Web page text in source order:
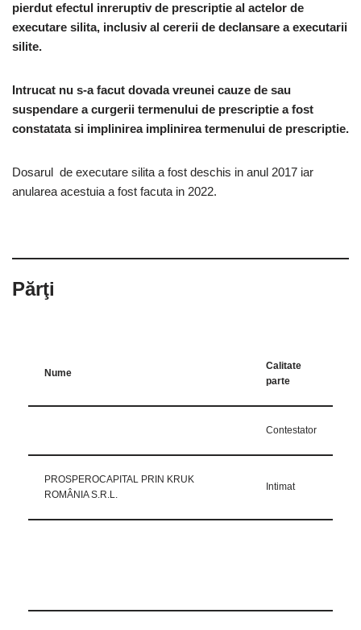
pierdut efectul inreruptiv de prescriptie al actelor de
executare silita, inclusiv al cererii de declansare a executarii
silite.
Intrucat nu s-a facut dovada vreunei cauze de sau
suspendare a curgerii termenului de prescriptie a fost
constatata si implinirea implinirea termenului de prescriptie.
Dosarul de executare silita a fost deschis in anul 2017 iar
anularea acestuia a fost facuta in 2022.
Părţi
Nume
Calitate
parte
Contestator
PROSPEROCAPITAL PRIN KRUK
ROMÂNIA S.R.L.
Intimat